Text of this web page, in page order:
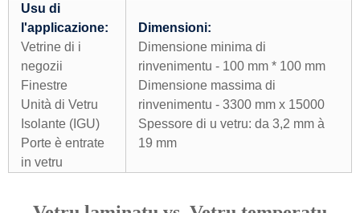
Usu di
l'applicazione:
Vetrine di i
negozii
Finestre
Unità di Vetru
Isolante (IGU)
Porte è entrate
in vetru
Dimensioni:
Dimensione minima di
rinvenimentu - 100 mm * 100 mm
Dimensione massima di
rinvenimentu - 3300 mm x 15000
Spessore di u vetru: da 3,2 mm à
19 mm